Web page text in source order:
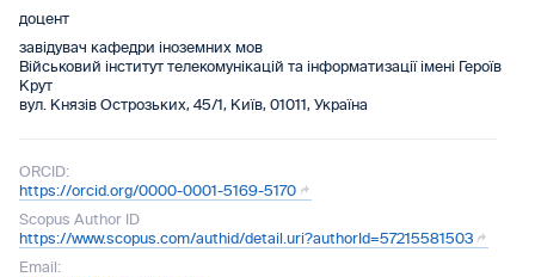
доцент
завідувач кафедри іноземних мов
Військовий інститут телекомунікацій та інформатизації імені Героїв
Крут
вул. Князів Острозьких, 45/1, Київ, 01011, Україна
ORCID:
https://orcid.org/0000-0001-5169-5170
Scopus Author ID
https://www.scopus.com/authid/detail.uri?authorId=57215581503
Email: